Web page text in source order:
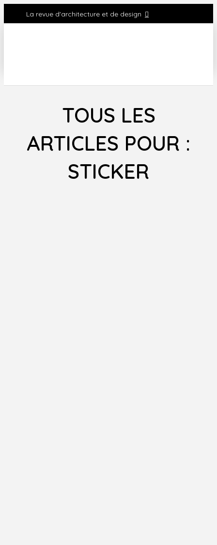
La revue d'architecture et de design
TOUS LES
ARTICLES POUR :
STICKER